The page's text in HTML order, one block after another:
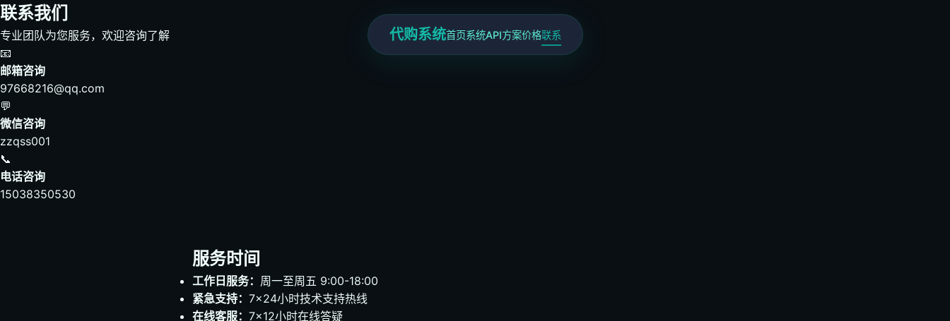
代购系统首页系统API方案价格联系
联系我们
专业团队为您服务，欢迎咨询了解
📧
邮箱咨询
97668216@qq.com
💬
微信咨询
zzqss001
📞
电话咨询
15038350530
服务时间
工作日服务： 周一至周五 9:00-18:00
紧急支持： 7×24小时技术支持热线
在线客服： 7×12小时在线答疑